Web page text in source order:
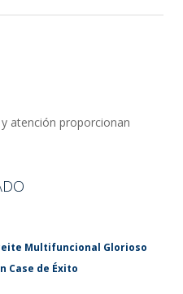
atención proporcionan
Multifuncional Glorioso
Case de Éxito